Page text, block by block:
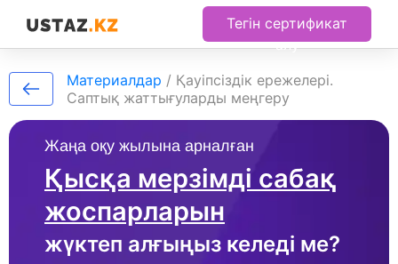
Тегін сертификат
алу
Жаңа оқу жылына арналған
Қысқа мерзімді сабақ
жоспарларын
жүктеп алғыңыз келеді ме?
Материалдар / Қауіпсіздік ережелері.
Саптық жаттығуларды меңгеру